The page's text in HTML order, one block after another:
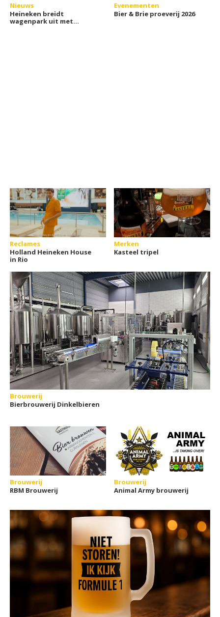
Nieuws
Heineken breidt
wagenpark uit met
Evenementen
Bier & Brie proeverij 2026
Reclames
Holland Heineken House
in Rio
Merken
Kasteel tripel
Brouwerij
Bierbrouwerij Dinkelbieren
Brouwerij
RBM Brouwerij
Brouwerij
Animal Army brouwerij